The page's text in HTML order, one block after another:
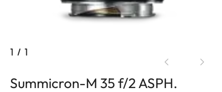
1 / 1
Summicron-M 35 f/2 ASPH.